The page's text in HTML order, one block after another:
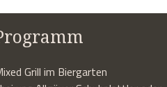
Grill im Biergarten